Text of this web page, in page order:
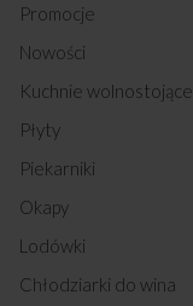
Promocje
Nowości
Kuchnie wolnostojące
Płyty
Piekarniki
Okapy
Lodówki
Chłodziarki do wina